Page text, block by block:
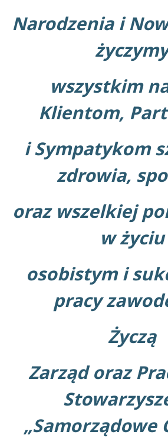
Narodzenia i
wszystkim
Klientom,
i Sympatykom
zdrowia,
oraz wszelkiej
w życiu
osobistym i
pracy
Życzą
Zarząd oraz
„Samorządowe